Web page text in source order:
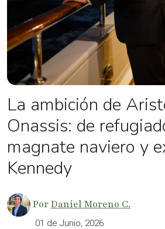
La ambición de
Onassis: de
magnate naviero y
Kennedy
PorDaniel Moreno C.
01 de Junio, 2026